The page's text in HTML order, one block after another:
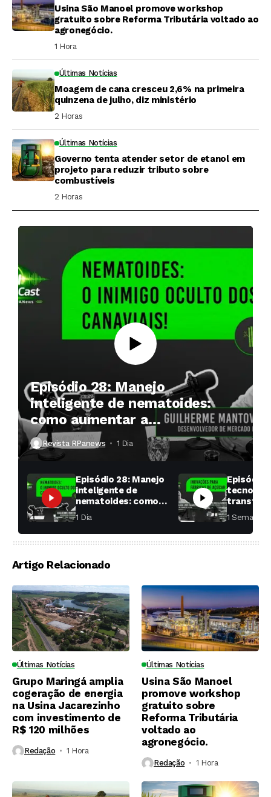
Usina São Manoel promove workshop
gratuito sobre Reforma Tributária voltado ao
agronegócio.
1 Hora ⁮
Últimas Notícias
Moagem de cana cresceu 2,6% na primeira
quinzena de julho, diz ministério
2 Horas ⁮
Últimas Notícias
Governo tenta atender setor de etanol em
projeto para reduzir tributo sobre
combustíveis
2 Horas ⁮
Episódio 28: Manejo
inteligente de nematoides:
como aumentar a
produtividade das soqueiras?
Revista RPanews 1 Dia ⁮
Episódio 28: Manejo
inteligente de
nematoides: como
aumentar a
produtividade das
soqueiras?
1 Dia ⁮
Episódio
fábricas
1 Semana ⁮
Artigo Relacionado
Últimas Notícias
Grupo Maringá amplia
cogeração de energia
na Usina Jacarezinho
com investimento de
R$ 120 milhões
Redação 1 Hora ⁮
Últimas Notícias
Usina São Manoel
promove workshop
gratuito sobre
Reforma Tributária
voltado ao
agronegócio.
Redação 1 Hora ⁮